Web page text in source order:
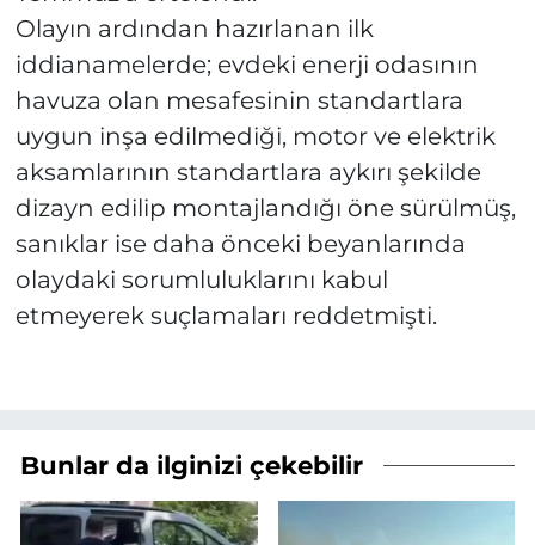
Olayın ardından hazırlanan ilk
iddianamelerde; evdeki enerji odasının
havuza olan mesafesinin standartlara
uygun inşa edilmediği, motor ve elektrik
aksamlarının standartlara aykırı şekilde
dizayn edilip montajlandığı öne sürülmüş,
sanıklar ise daha önceki beyanlarında
olaydaki sorumluluklarını kabul
etmeyerek suçlamaları reddetmişti.
Bunlar da ilginizi çekebilir